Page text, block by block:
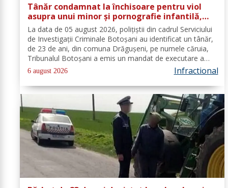
Tânăr condamnat la închisoare pentru viol
asupra unui minor și pornografie infantilă,
identificat de polițiști
La data de 05 august 2026, polițiștii din cadrul Serviciului
de Investigații Criminale Botoșani au identificat un tânăr,
de 23 de ani, din comuna Drăgușeni, pe numele căruia,
Tribunalul Botoșani a emis un mandat de executare a
pedepsei cu închisoarea. Tânărul a fost condamnat la 4
ani și 5 luni de...
6 august 2026 Infractional